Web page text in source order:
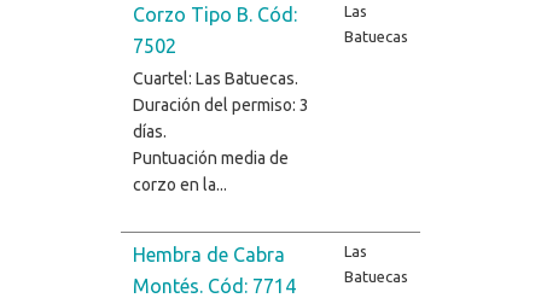
Corzo Tipo B. Cód:
7502
Cuartel: Las Batuecas.
Duración del permiso: 3
días.
Puntuación media de
corzo en la...
Las
Batuecas
Hembra de Cabra
Montés. Cód: 7714
Las
Batuecas